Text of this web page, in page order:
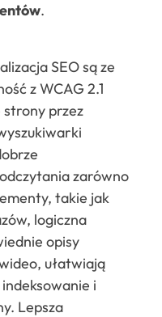
.
SEO są ze
z WCAG 2.1
strony przez
zarówno
takie jak
logiczna
opisy
ułatwiają
i
Lepsza